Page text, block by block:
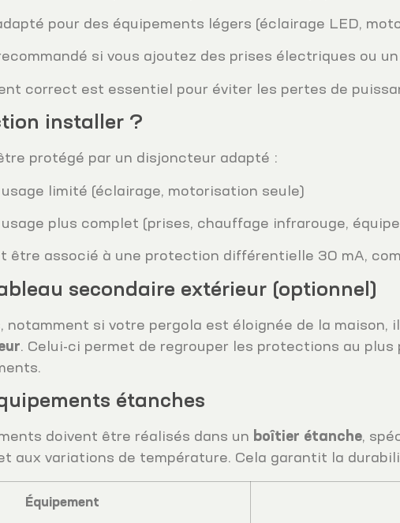
pour des équipements légers (éclairage LED,
si vous ajoutez des prises électriques ou
correct est essentiel pour éviter les pertes de
installer ?
protégé par un disjoncteur adapté :
usage limité (éclairage, motorisation seule)
usage plus complet (prises, chauffage infrarouge,
être associé à une protection différentielle 30 mA,
secondaire extérieur (optionnel)
notamment si votre pergola est éloignée de la maison,
. Celui-ci permet de regrouper les protections au
étanches
doivent être réalisés dans un boîtier étanche,
aux variations de température. Cela garantit la
Équipement